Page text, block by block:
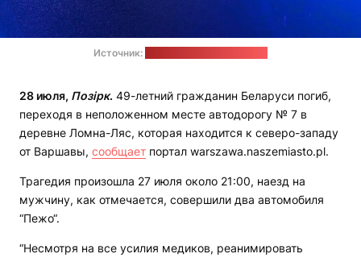
Источник:
28 июля, Позірк. 49-летний гражданин Беларуси погиб,
переходя в неположенном месте автодорогу № 7 в
деревне Ломна-Ляс, которая находится к северо-западу
от Варшавы, сообщает портал warszawa.naszemiasto.pl.
Трагедия произошла 27 июля около 21:00, наезд на
мужчину, как отмечается, совершили два автомобиля
“Пежо“.
“Несмотря на все усилия медиков, реанимировать